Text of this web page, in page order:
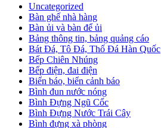
Uncategorized
Bàn ghế nhà hàng
Bàn ủi và bàn để ủi
Bảng thông tin, bảng quảng cáo
Bát Đá, Tô Đá, Thố Đá Hàn Quốc
Bếp Chiên Nhúng
Bếp điện, đai điện
Biển báo, biển cảnh báo
Bình đun nước nóng
Bình Đựng Ngũ Cốc
Bình Đựng Nước Trái Cây
Bình đựng xà phòng